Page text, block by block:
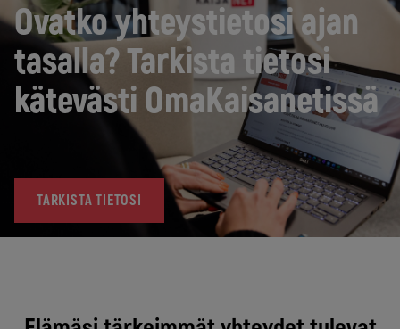
Ovatko yhteystietosi ajan
tasalla? Tarkista tietosi
kätevästi OmaKaisanetissä
TARKISTA TIETOSI